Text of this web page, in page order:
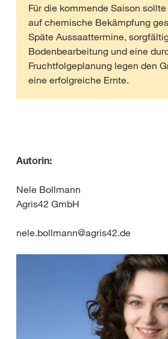
Für die kommende Saison
auf chemische Bekämpfung
Späte Aussaattermine,
Bodenbearbeitung und eine
Fruchtfolgeplanung legen den
eine erfolgreiche Ernte.
Autorin:
Nele Bollmann
Agris42 GmbH
nele.bollmann@agris42.de